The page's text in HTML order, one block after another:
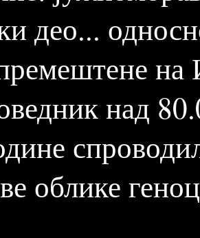
део...
над
облике